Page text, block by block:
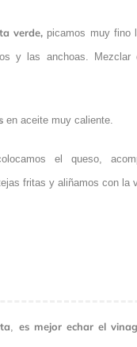
verde,picamos muy fino
y las anchoas.
en aceite muy caliente.
el queso,
fritas y aliñamos con la
es mejor echar el